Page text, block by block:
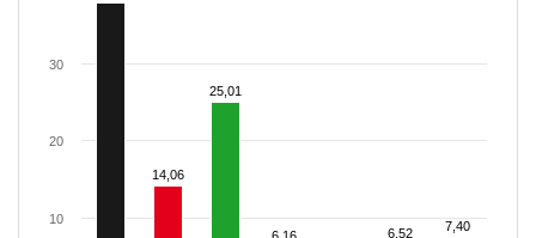
14,06
14,06
25,01
25,01
6,52
6,52 7,40
7,40
10
20
30